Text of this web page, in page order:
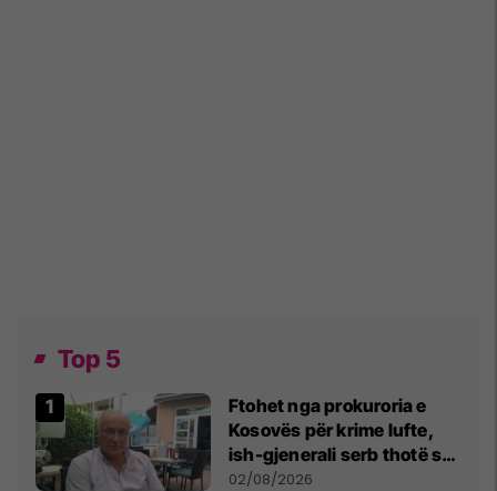
Top 5
Ftohet nga prokuroria e
Kosovës për krime lufte,
ish-gjenerali serb thotë se
dikush e tradhtoi në
02/08/2026